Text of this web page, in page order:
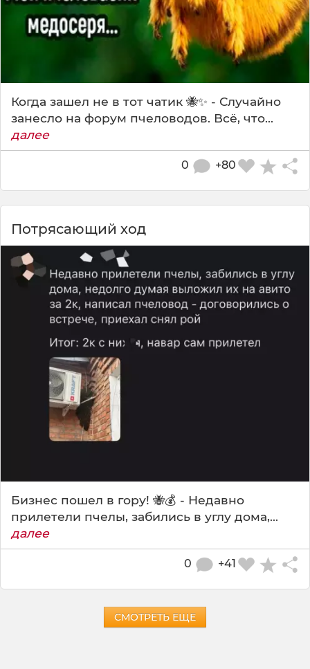
Когда зашел не в тот чатик 🐝✨ - Случайно
занесло на форум пчеловодов. Всё, что...
далее
+80
0
Потрясающий ход
Бизнес пошел в гору! 🐝💰 - Недавно
прилетели пчелы, забились в углу дома,...
далее
+41
0
СМОТРЕТЬ ЕЩЕ